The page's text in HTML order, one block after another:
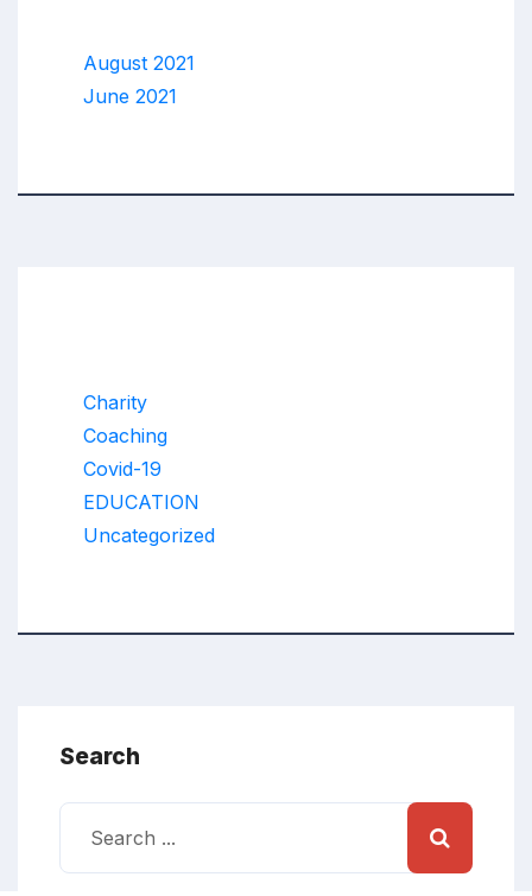
August 2021
June 2021
Charity
Coaching
Covid-19
EDUCATION
Uncategorized
Search